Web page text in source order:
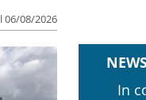
06/08/2026
In